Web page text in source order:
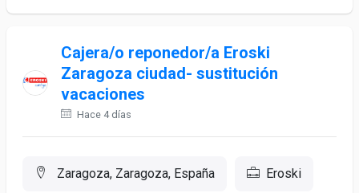
Cajera/o reponedor/a Eroski
Zaragoza ciudad- sustitución
vacaciones
Hace 4 días
Zaragoza, Zaragoza, España Eroski